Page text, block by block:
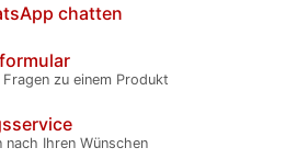
chatten
Fragen zu einem Produkt
nach Ihren Wünschen